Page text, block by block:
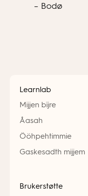
– Bodø
Learnlab
Mijjen bïjre
Åasah
Ööhpehtimmie
Gaskesadth mijjem
Brukerstøtte